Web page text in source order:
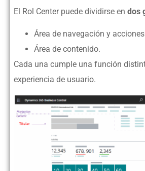
El Rol Center puede dividirse en dos
Área de navegación y
Área de contenido.
Cada una cumple una función
experiencia de usuario.